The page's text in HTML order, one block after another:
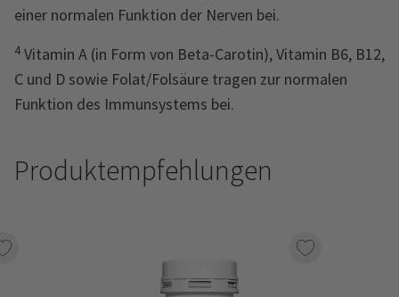
einer normalen Funktion der Nerven bei.
4 Vitamin A (in Form von Beta-Carotin), Vitamin B6, B12,
C und D sowie Folat/Folsäure tragen zur normalen
Funktion des Immunsystems bei.
Produktempfehlungen
Auf den Wunschzettel Auf den